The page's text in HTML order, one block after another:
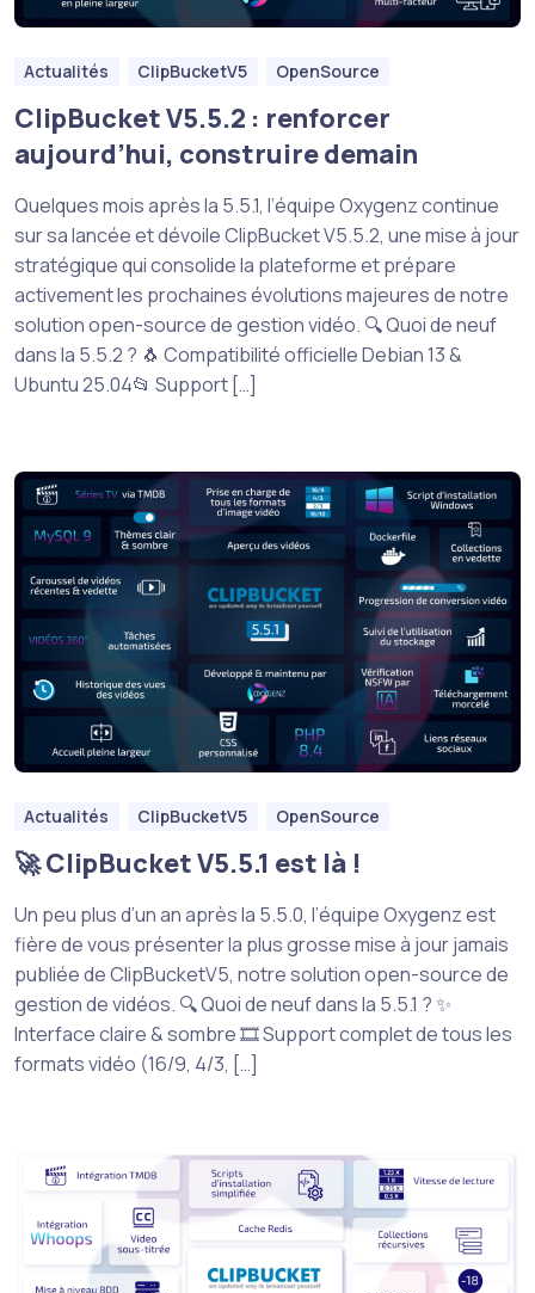
Actualités ClipBucketV5 OpenSource
ClipBucket V5.5.2 : renforcer
aujourd’hui, construire demain
Quelques mois après la 5.5.1, l’équipe Oxygenz continue
sur sa lancée et dévoile ClipBucket V5.5.2, une mise à jour
stratégique qui consolide la plateforme et prépare
activement les prochaines évolutions majeures de notre
solution open-source de gestion vidéo. 🔍 Quoi de neuf
dans la 5.5.2 ? 🐧 Compatibilité officielle Debian 13 &
Ubuntu 25.04📂 Support […]
Actualités ClipBucketV5 OpenSource
🚀 ClipBucket V5.5.1 est là !
Un peu plus d’un an après la 5.5.0, l’équipe Oxygenz est
fière de vous présenter la plus grosse mise à jour jamais
publiée de ClipBucketV5, notre solution open-source de
gestion de vidéos. 🔍 Quoi de neuf dans la 5.5.1 ? ✨
Interface claire & sombre 🎞️ Support complet de tous les
formats vidéo (16/9, 4/3, […]